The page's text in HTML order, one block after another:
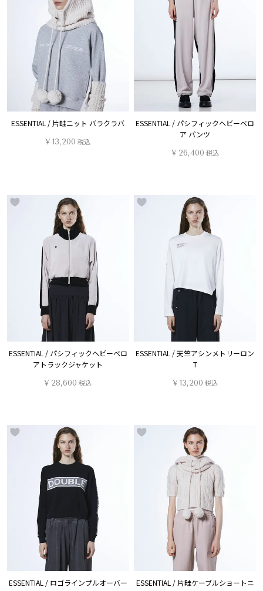
ESSENTIAL / 片畦ニット バラクラバ
¥ 13,200 税込
ESSENTIAL / パシフィックヘビーベロ
ア パンツ
¥ 26,400 税込
ESSENTIAL / パシフィックヘビーベロ
アトラックジャケット
¥ 28,600 税込
ESSENTIAL / 天竺アシンメトリーロン
T
¥ 13,200 税込
ESSENTIAL / ロゴラインプルオーバー
ESSENTIAL / 片畦ケーブルショートニ